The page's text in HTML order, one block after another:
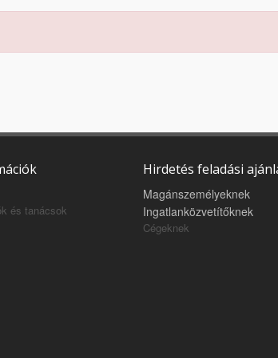
és tanácsok
Hirdetés feladási
Magánszemélyeknek
Ingatlanközvetítőknek
Cégeknek